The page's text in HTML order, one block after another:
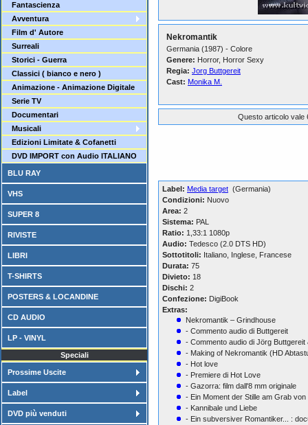
Fantascienza
Avventura
Film d' Autore
Surreali
Storici - Guerra
Classici ( bianco e nero )
Animazione - Animazione Digitale
Serie TV
Documentari
Musicali
Edizioni Limitate & Cofanetti
DVD IMPORT con Audio ITALIANO
BLU RAY
VHS
SUPER 8
RIVISTE
LIBRI
T-SHIRTS
POSTERS & LOCANDINE
CD AUDIO
LP - VINYL
Speciali
Prossime Uscite
Label
DVD più venduti
Nekromantik
Germania (1987) - Colore
Genere: Horror, Horror Sexy
Regia: Jorg Buttgereit
Cast: Monika M.
Questo articolo vale
Label: Media target (Germania)
Condizioni: Nuovo
Area: 2
Sistema: PAL
Ratio: 1,33:1 1080p
Audio: Tedesco (2.0 DTS HD)
Sottotitoli: Italiano, Inglese, Francese
Durata: 75
Divieto: 18
Dischi: 2
Confezione: DigiBook
Extras:
Nekromantik – Grindhouse
- Commento audio di Buttgereit
- Commento audio di Jörg
- Making of Nekromantik (HD
- Hot love
- Premiere di Hot Love
- Gazorra: film dall'8 mm originale
- Ein Moment der Stille am Grab von
- Kannibale und Liebe
- Ein subversiver Romantiker... :